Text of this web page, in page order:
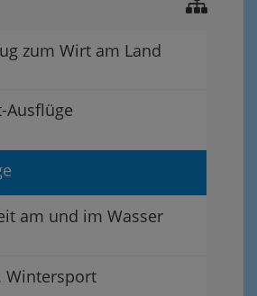
zum Wirt am Land
Ausflüge
am und im Wasser
Wintersport